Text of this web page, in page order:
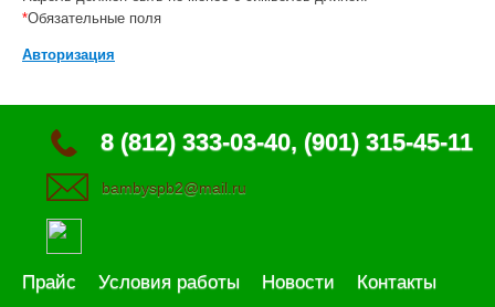
*Обязательные поля
Авторизация
8 (812) 333-03-40, (901) 315-45-11
bambyspb2@mail.ru
Прайс Условия работы Новости Контакты